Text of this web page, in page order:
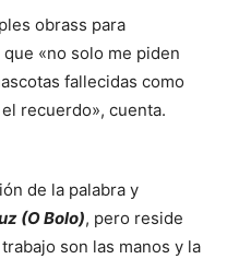
obrass para
«no solo me piden
fallecidas como
recuerdo», cuenta.
de la palabra y
(O Bolo), pero reside
son las manos y la